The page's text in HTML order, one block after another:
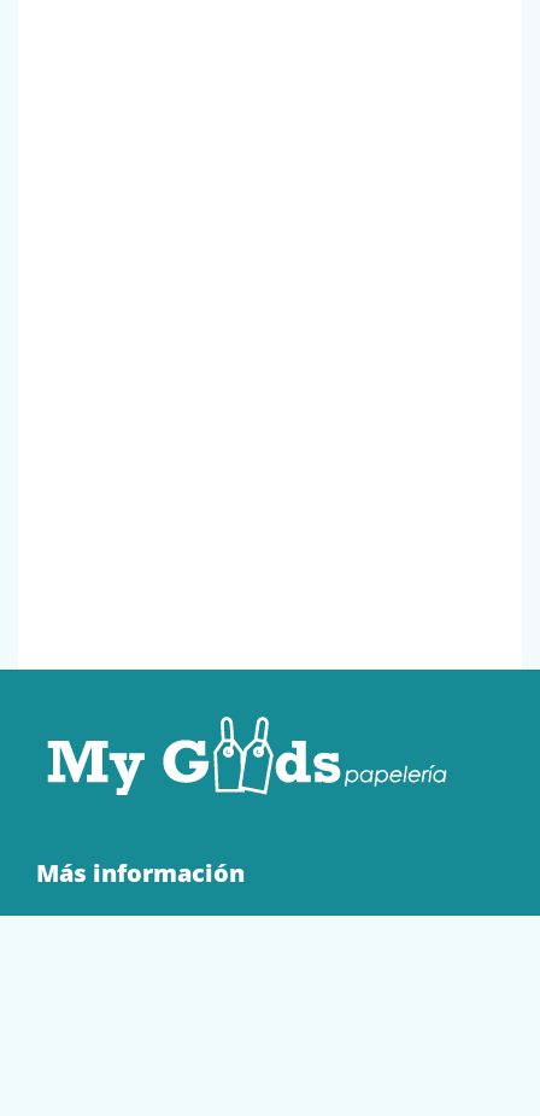
Más información